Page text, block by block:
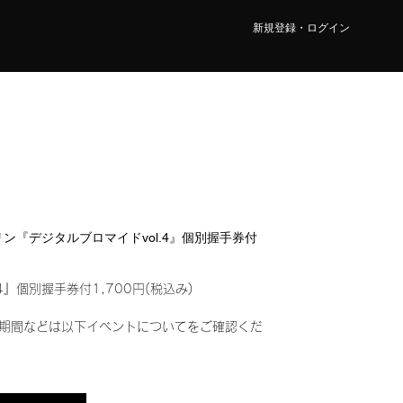
新規登録・ログイン
『デジタルブロマイドvol.4』個別握手券付
』個別握手券付1,700円(税込み)
間などは以下イベントについてをご確認くだ